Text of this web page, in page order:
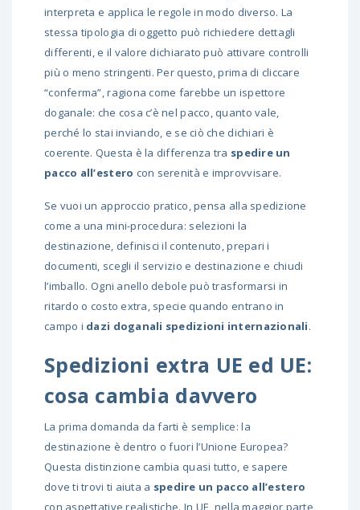
interpreta e applica le regole in modo diverso. La
stessa tipologia di oggetto può richiedere dettagli
differenti, e il valore dichiarato può attivare controlli
più o meno stringenti. Per questo, prima di cliccare
“conferma”, ragiona come farebbe un ispettore
doganale: che cosa c’è nel pacco, quanto vale,
perché lo stai inviando, e se ciò che dichiari è
coerente. Questa è la differenza tra spedire un
pacco all’estero con serenità e improvvisare.
Se vuoi un approccio pratico, pensa alla spedizione
come a una mini-procedura: selezioni la
destinazione, definisci il contenuto, prepari i
documenti, scegli il servizio e destinazione e chiudi
l’imballo. Ogni anello debole può trasformarsi in
ritardo o costo extra, specie quando entrano in
campo i dazi doganali spedizioni internazionali.
Spedizioni extra UE ed UE:
cosa cambia davvero
La prima domanda da farti è semplice: la
destinazione è dentro o fuori l’Unione Europea?
Questa distinzione cambia quasi tutto, e sapere
dove ti trovi ti aiuta a spedire un pacco all’estero
con aspettative realistiche. In UE, nella maggior parte